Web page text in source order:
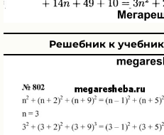
Решебник к